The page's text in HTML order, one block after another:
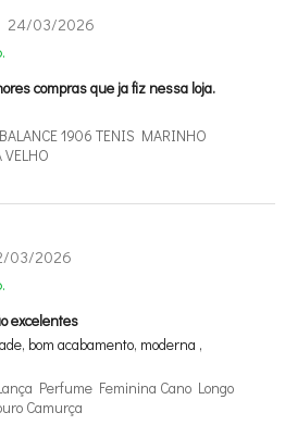
24/03/2026
compras que ja fiz nessa loja.
1906 TENIS MARINHO
VELHO
03/2026
excelentes
bom acabamento, moderna ,
Perfume Feminina Cano Longo
Camurça